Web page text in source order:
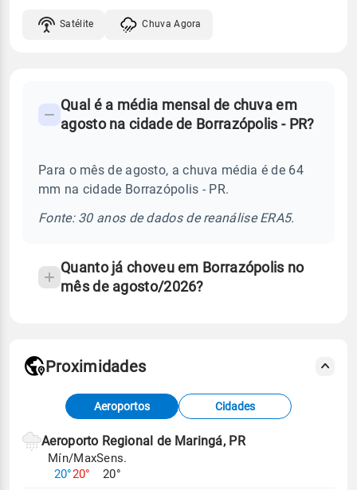
Satélite Chuva Agora
Perguntas
sobre
chuva
Qual é a média mensal de chuva em
agosto na cidade de Borrazópolis - PR?
Para o mês de agosto, a chuva média é de 64
mm na cidade Borrazópolis - PR.
Fonte: 30 anos de dados de reanálise ERA5.
Quanto já choveu em Borrazópolis no
mês de agosto/2026?
Fonte: dados combinados de estações
meteorológicas e satélite do Centro de Previsão
de Tempo e Estudos Climáticos (CPTEC).
Para obter mais informações sobre os dados
Proximidades
Aeroportos Cidades
Aeroporto Regional de Maringá, PR
Mín/Max
20°20°
Sens.
20°